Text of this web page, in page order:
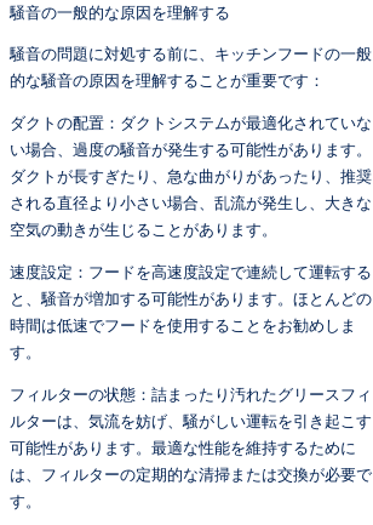
騒音の一般的な原因を理解する
騒音の問題に対処する前に、キッチンフードの一般
的な騒音の原因を理解することが重要です：
ダクトの配置：ダクトシステムが最適化されていな
い場合、過度の騒音が発生する可能性があります。
ダクトが長すぎたり、急な曲がりがあったり、推奨
される直径より小さい場合、乱流が発生し、大きな
空気の動きが生じることがあります。
速度設定：フードを高速度設定で連続して運転する
と、騒音が増加する可能性があります。ほとんどの
時間は低速でフードを使用することをお勧めしま
す。
フィルターの状態：詰まったり汚れたグリースフィ
ルターは、気流を妨げ、騒がしい運転を引き起こす
可能性があります。最適な性能を維持するために
は、フィルターの定期的な清掃または交換が必要で
す。